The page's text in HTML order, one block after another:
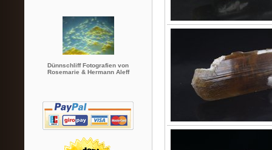
Dünnschliff Fotografien von
Rosemarie & Hermann Aleff